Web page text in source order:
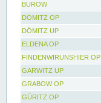
BUROW
DÖMITZ OP
DÖMITZ UP
ELDENA OP
FINDENWIRUNSHIER OP
GARWITZ UP
GRABOW OP
GÜRITZ OP